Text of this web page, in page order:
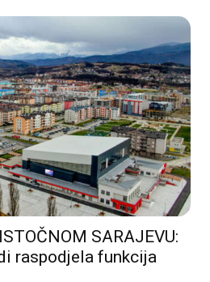
SARAJEVU:
raspodjela funkcija